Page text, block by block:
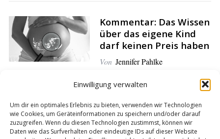
Einwilligung verwalten
Um dir ein optimales Erlebnis zu bieten, verwenden wir Technologien
wie Cookies, um Geräteinformationen zu speichern und/oder darauf
zuzugreifen. Wenn du diesen Technologien zustimmst, können wir
Daten wie das Surfverhalten oder eindeutige IDs auf dieser Website
Kommentar: Das Wissen
über das eigene Kind
darf keinen Preis haben
Von Jennifer Pahlke
Kommentar: Der
vorgeburtliche Bluttest
ist mehr als ein
o
r
: